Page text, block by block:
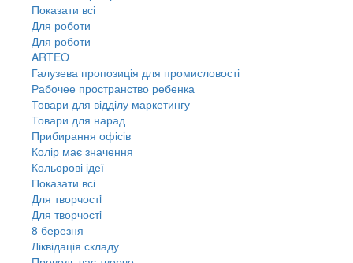
Показати всі
Для роботи
Для роботи
ARTEO
Галузева пропозиція для промисловості
Рабочее пространство ребенка
Товари для відділу маркетингу
Товари для нарад
Прибирання офісів
Колір має значення
Кольорові ідеї
Показати всі
Для творчостi
Для творчостi
8 березня
Ліквідація складу